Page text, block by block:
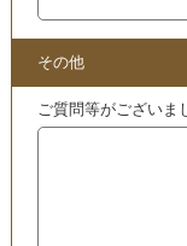
・買取実績 – 密教
ーDVD 他合計7セッ